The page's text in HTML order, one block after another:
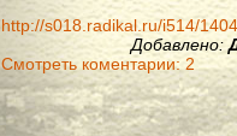
http://s018.radikal.ru/i514/
Добавлено:
Смотреть коментарии: 2